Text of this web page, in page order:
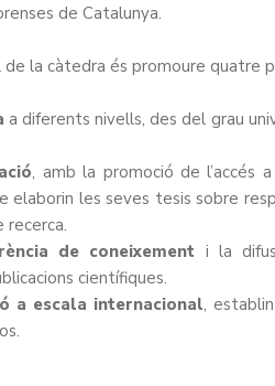
de Catalunya.
de la càtedra és promoure quatre
a diferents nivells, des del grau
, amb la promoció de l’accés
elaborin les seves tesis sobre
recerca.
de coneixement i la
científiques.
a escala internacional,